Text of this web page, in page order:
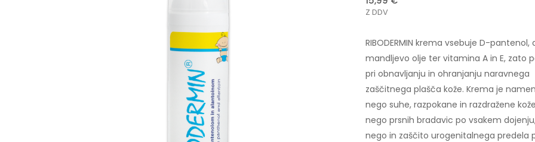
Z DDV
RIBODERMIN krema vsebuje D-pantenol,
mandljevo olje ter vitamina A in E, zato
pri obnavljanju in ohranjanju naravnega
zaščitnega plašča kože. Krema je
nego suhe, razpokane in razdražene
nego prsnih bradavic po vsakem
nego in zaščito urogenitalnega predela